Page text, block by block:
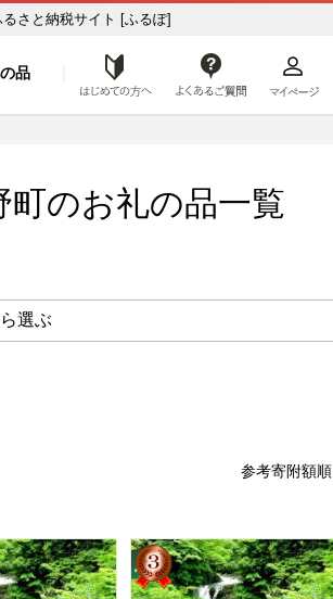
- JTBのふるさと納税サイト [ふるぽ]
品 はじめての方へ
町のお礼の品一覧
参考寄附額順